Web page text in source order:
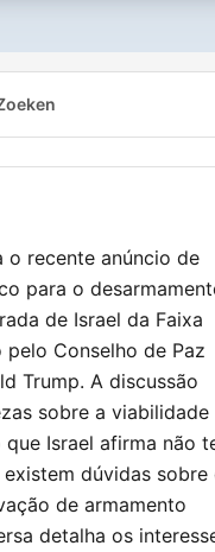
o recente anúncio de
para o
de Israel da Faixa
pelo Conselho de Paz
Trump. A discussão
sobre a viabilidade
Israel afirma não
dúvidas sobre
de armamento
detalha os